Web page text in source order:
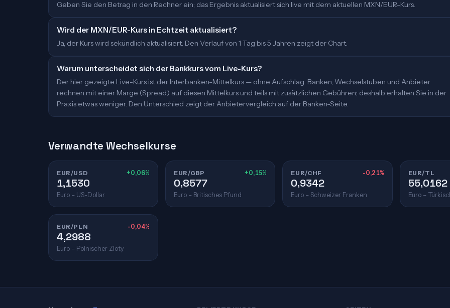
Geben Sie den Betrag in den Rechner ein; das Ergebnis aktualisiert sich live mit dem aktuellen MXN/EUR-Kurs.
Wird der MXN/EUR-Kurs in Echtzeit aktualisiert?
Ja, der Kurs wird sekündlich aktualisiert. Den Verlauf von 1 Tag bis 5 Jahren zeigt der Chart.
Warum unterscheidet sich der Bankkurs vom Live-Kurs?
Der hier gezeigte Live-Kurs ist der Interbanken-Mittelkurs — ohne Aufschlag. Banken, Wechselstuben und Anbieter
rechnen mit einer Marge (Spread) auf diesen Mittelkurs und teils mit zusätzlichen Gebühren; deshalb erhalten Sie in der
Praxis etwas weniger. Den Unterschied zeigt der Anbietervergleich auf der Banken-Seite.
Verwandte Wechselkurse
EUR/USD +0,06%
1,1530
Euro – US-Dollar
EUR/GBP +0,15%
0,8577
Euro – Britisches Pfund
EUR/CHF -0,21%
0,9342
Euro – Schweizer Franken
EUR/TL
55,0162
Euro –
EUR/PLN -0,04%
4,2988
Euro – Polnischer Zloty